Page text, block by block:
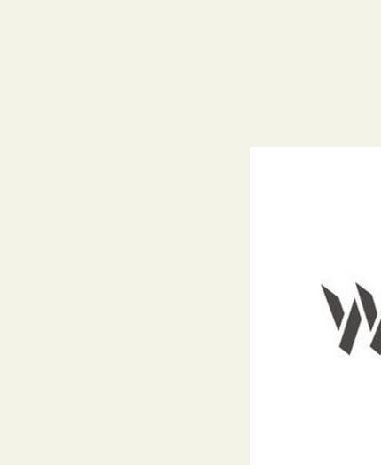
I Liceum Ogólnokształcące